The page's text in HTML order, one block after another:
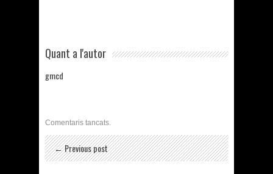
Quant a l'autor
gmcd
Comentaris tancats.
← Previous post